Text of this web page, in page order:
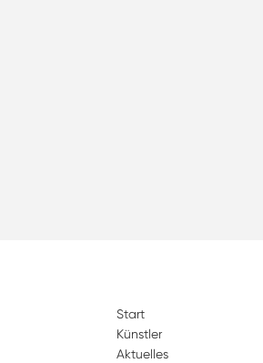
Start
Künstler
Aktuelles